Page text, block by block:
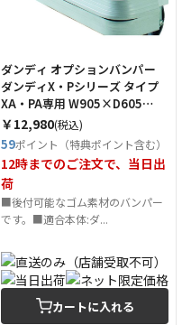
ダンディ オプションバンパー
ダンディX・Pシリーズ タイプ
XA・PA専用 W905×D605
（Tcode：2082176）
￥12,980(税込)
59ポイント（特典ポイント含む）
12時までのご注文で、当日出
荷
■後付可能なゴム素材のバンパー
です。■適合本体:ダ...
カートに入れる